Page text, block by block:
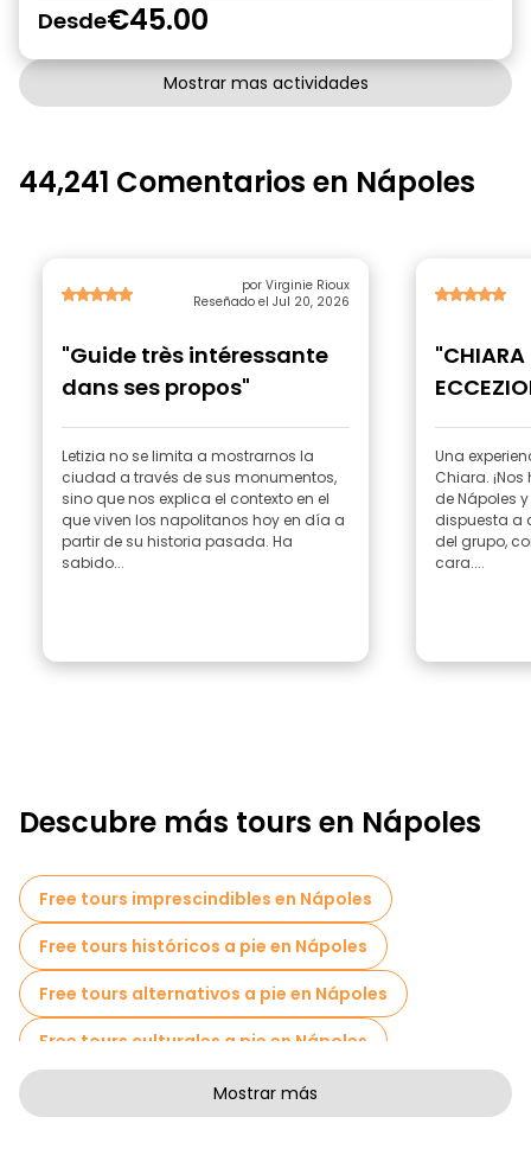
Desde€45.00
Mostrar mas actividades
44,241 Comentarios en Nápoles
por Virginie Rioux
Reseñado el Jul 20, 2026
"Guide très intéressante
dans ses propos"
Letizia no se limita a mostrarnos la
ciudad a través de sus monumentos,
sino que nos explica el contexto en el
que viven los napolitanos hoy en día a
partir de su historia pasada. Ha
sabido...
Una
Chiara. ¡Nos ha hecho enamorarnos
de Nápoles y de
dispuesta a
del grupo,
cara....
Descubre más tours en Nápoles
Free tours imprescindibles en Nápoles
Free tours históricos a pie en Nápoles
Free tours alternativos a pie en Nápoles
Free tours culturales a pie en Nápoles
Free tours de arte a pie en Nápoles
Mostrar más